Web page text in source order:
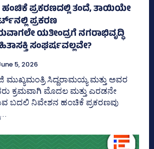
ಪ್ರಕರಣದಲ್ಲಿ ತಂದೆ, ತಾಯಿಯೇ
ಪ್ರಕರಣ
ಯತೀಂದ್ರಗೆ ನಗರಾಭಿವೃದ್ಧಿ
ಸಂಘರ್ಷವಲ್ಲವೇ?
5, 2026
ಮುಖ್ಯಮಂತ್ರಿ ಸಿದ್ದರಾಮಯ್ಯ ಮತ್ತು ಅವರ
ಕ್ರಮವಾಗಿ ಮೊದಲ ಮತ್ತು ಎರಡನೇ
ಬದಲಿ ನಿವೇಶನ ಹಂಚಿಕೆ ಪ್ರಕರಣವು